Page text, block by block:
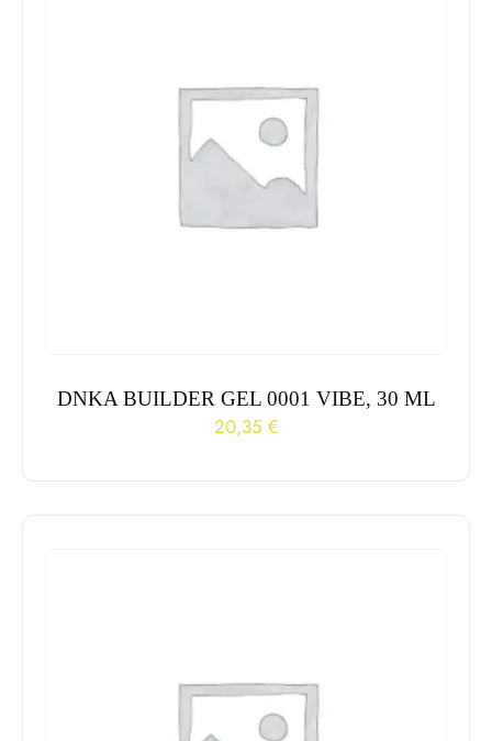
DNKA BUILDER GEL 0001 VIBE, 30 ML
20,35 €